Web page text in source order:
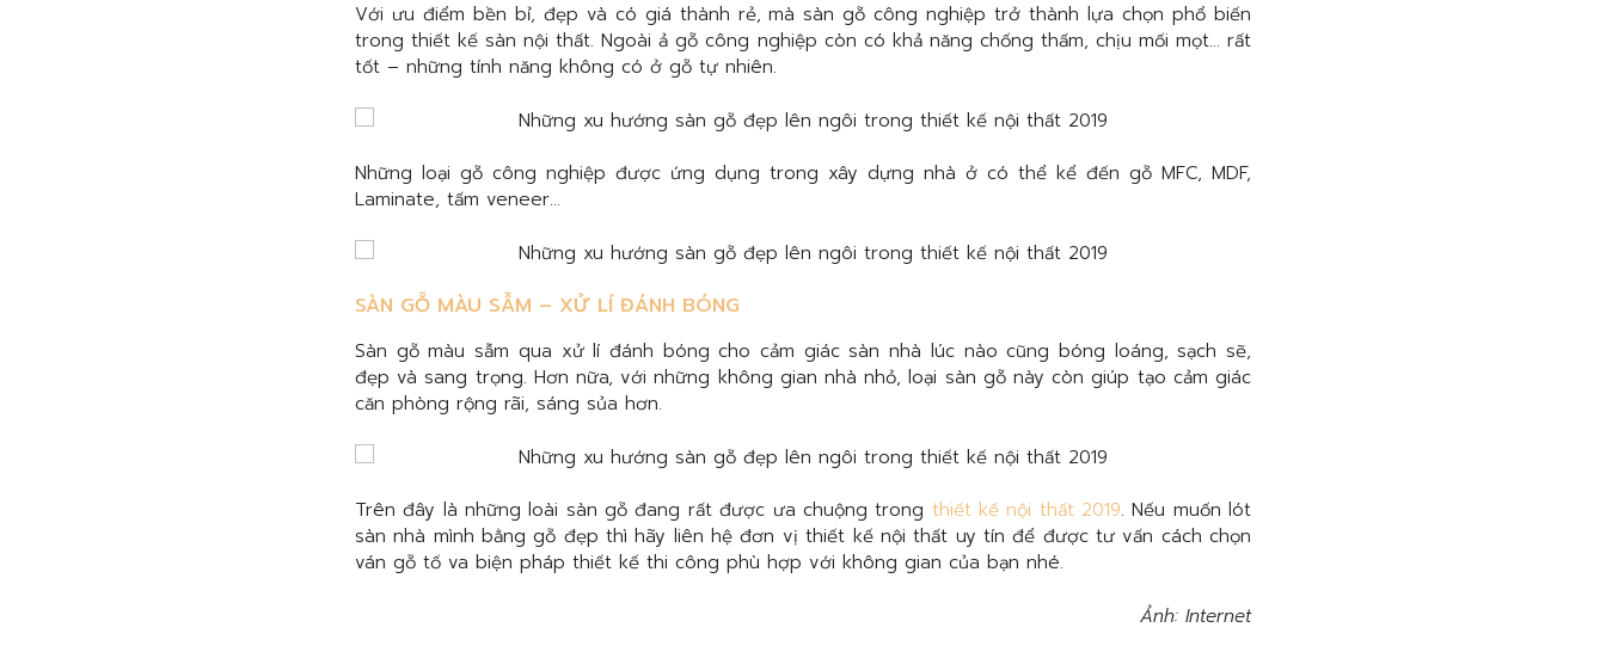
Với ưu điểm bền bỉ, đẹp và có giá thành rẻ, mà sàn gỗ công nghiệp trở thành lựa chọn phổ biến
trong thiết kế sàn nội thất. Ngoài ả gỗ công nghiệp còn có khả năng chống thấm, chịu mối mọt… rất
tốt – những tính năng không có ở gỗ tự nhiên.
Những loại gỗ công nghiệp được ứng dụng trong xây dựng nhà ở có thể kể đến gỗ MFC, MDF,
Laminate, tấm veneer…
SÀN GỖ MÀU SẪM – XỬ LÍ ĐÁNH BÓNG
Sàn gỗ màu sẫm qua xử lí đánh bóng cho cảm giác sàn nhà lúc nào cũng bóng loáng, sạch sẽ,
đẹp và sang trọng. Hơn nữa, với những không gian nhà nhỏ, loại sàn gỗ này còn giúp tạo cảm giác
căn phòng rộng rãi, sáng sủa hơn.
Trên đây là những loài sàn gỗ đang rất được ưa chuộng trong thiết kế nội thất 2019. Nếu muốn lót
sàn nhà mình bằng gỗ đẹp thì hãy liên hệ đơn vị thiết kế nội thất uy tín để được tư vấn cách chọn
ván gỗ tố va biện pháp thiết kế thi công phù hợp với không gian của bạn nhé.
Ảnh: Internet